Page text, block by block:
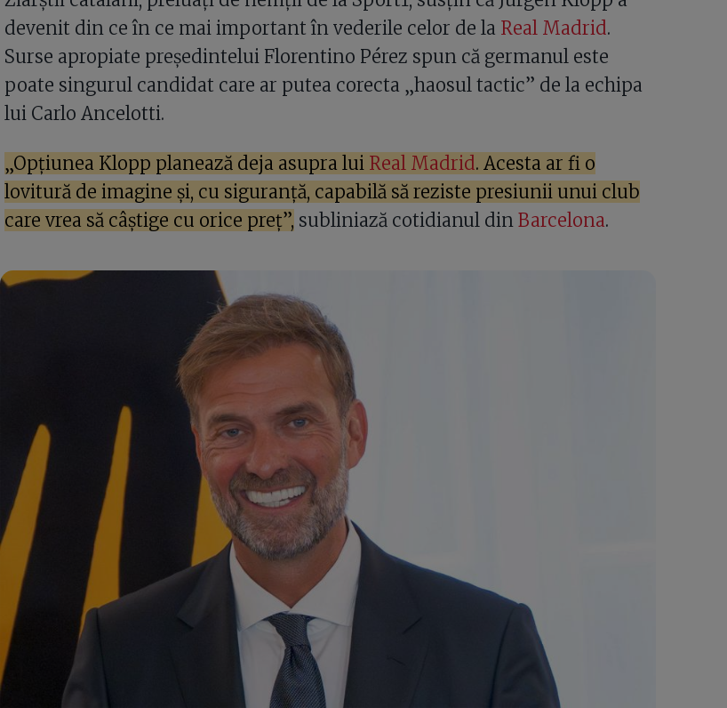
devenit din ce în ce mai important în vederile celor de la Real Madrid .
Surse apropiate președintelui Florentino Pérez spun că germanul este
poate singurul candidat care ar putea corecta „haosul tactic” de la echipa
lui Carlo Ancelotti.
„Opțiunea Klopp planează deja asupra lui Real Madrid . Acesta ar fi o
lovitură de imagine și, cu siguranță, capabilă să reziste presiunii unui club
care vrea să câștige cu orice preț”, subliniază cotidianul din Barcelona.